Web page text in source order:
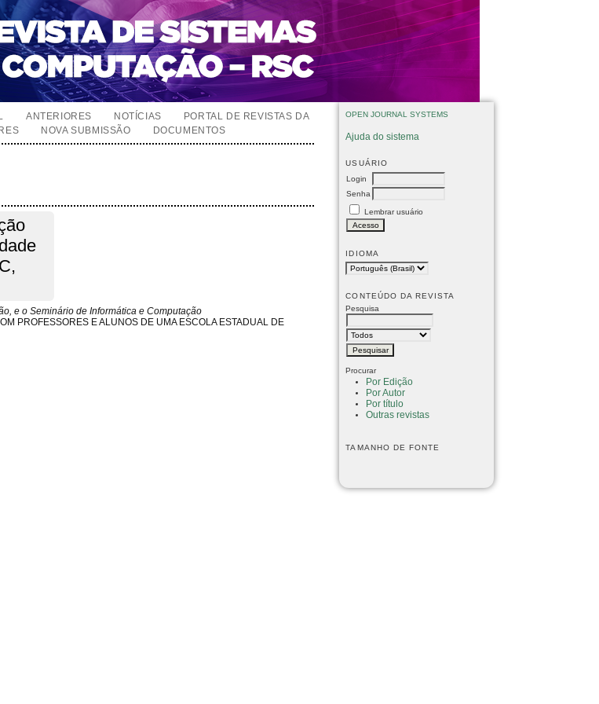
OPEN JOURNAL SYSTEMS
Ajuda do sistema
USUÁRIO
Login
Senha
Lembrar usuário
IDIOMA
CONTEÚDO DA REVISTA
Pesquisa
Procurar
Por Edição
Por Autor
Por título
Outras revistas
TAMANHO DE FONTE
ANTERIORES NOTÍCIAS
PORTAL DE REVISTAS DA
NOVA SUBMISSÃO DOCUMENTOS
e o Seminário de Informática e Computação
PROFESSORES E ALUNOS DE UMA ESCOLA ESTADUAL DE